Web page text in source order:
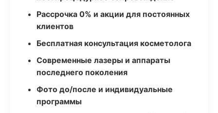
Рассрочка 0% и акции для постоянных
клиентов
Бесплатная консультация косметолога
Современные лазеры и аппараты
последнего поколения
Фото до/после и индивидуальные
программы